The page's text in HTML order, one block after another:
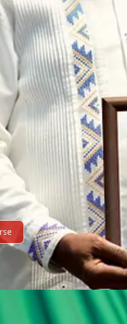
∙Aviso de recolección